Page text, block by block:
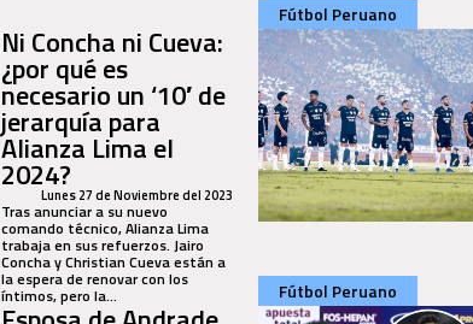
Ni Concha ni Cueva:
¿por qué es
necesario un ‘10′ de
jerarquía para
Alianza Lima el
2024?Lunes 27 de Noviembre del 2023
Tras anunciar a su nuevo
comando técnico, Alianza Lima
trabaja en sus refuerzos. Jairo
Concha y Christian Cueva están a
la espera de renovar con los
íntimos, pero la...
Fútbol Peruano
Fútbol Peruano